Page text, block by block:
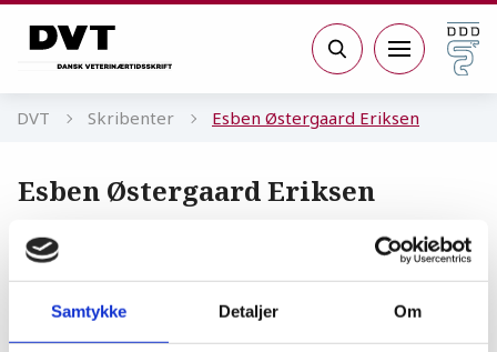
Samtykke Detaljer Om
Søg
DVT Skribenter Esben Østergaard Eriksen
Esben Østergaard Eriksen
Ph.d.-studerende, dyrlæge, Institut for
Veterinær- og Husdyrvidenskab, Sektion
for produktion, ernæring og sundhed, KU
SUND, Grønnegårdsvej 2, 1870